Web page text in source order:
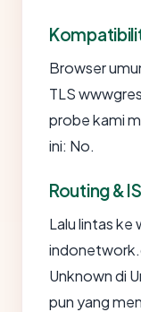
Browser
TLS
probe kami
ini: No.
Routing &
Lalu lintas
Unknown di
pun yang